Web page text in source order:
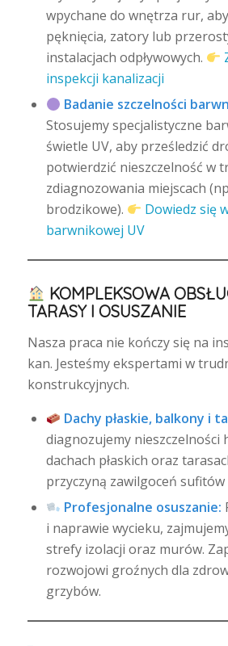
wpychane do wnętrza rur,
pęknięcia, zatory lub
instalacjach odpływowych.
inspekcji kanalizacji
Badanie szczelności
Stosujemy specjalistyczne
świetle UV, aby prześledzić
potwierdzić nieszczelność w
zdiagnozowania miejscach
brodzikowe).
Dowiedz się
barwnikowej UV
KOMPLEKSOWA
TARASY I OSUSZANIE
Nasza praca nie kończy się na
kan. Jesteśmy ekspertami w
konstrukcyjnych.
Dachy płaskie, balkony i
diagnozujemy nieszczelności
dachach płaskich oraz
przyczyną zawilgoceń sufitów
Profesjonalne osuszanie:
i naprawie wycieku,
strefy izolacji oraz murów.
rozwojowi groźnych dla
grzybów.